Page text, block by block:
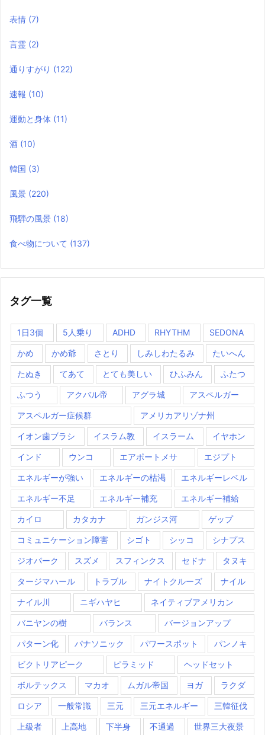
表情 (7)
言霊 (2)
通りすがり (122)
速報 (10)
運動と身体 (11)
酒 (10)
韓国 (3)
風景 (220)
飛騨の風景 (18)
食べ物について (137)
タグ一覧
1日3個 5人乗り ADHD RHYTHM SEDONA
かめ かめ爺 さとり しみしわたるみ たいへん
たぬき てあて とても美しい ひふみん ふたつ
ふつう アクバル帝 アグラ城 アスペルガー
アスペルガー症候群 アメリカアリゾナ州
イオン歯ブラシ イスラム教 イスラーム イヤホン
インド ウンコ エアポートメサ エジプト
エネルギーが強い エネルギーの枯渇 エネルギーレベル
エネルギー不足 エネルギー補充 エネルギー補給
カイロ カタカナ ガンジス河 ゲップ
コミュニケーション障害 シゴト シッコ シナプス
ジオパーク スズメ スフィンクス セドナ タヌキ
タージマハール トラブル ナイトクルーズ ナイル
ナイル川 ニギハヤヒ ネイティブアメリカン
バニヤンの樹 バランス バージョンアップ
パターン化 パナソニック パワースポット パンノキ
ビクトリアピーク ピラミッド ヘッドセット
ボルテックス マカオ ムガル帝国 ヨガ ラクダ
ロシア 一般常識 三元 三元エネルギー 三韓征伐
上級者 上高地 下半身 不通過 世界三大夜景